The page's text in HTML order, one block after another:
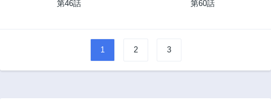
第46話 第60話
1 2 3